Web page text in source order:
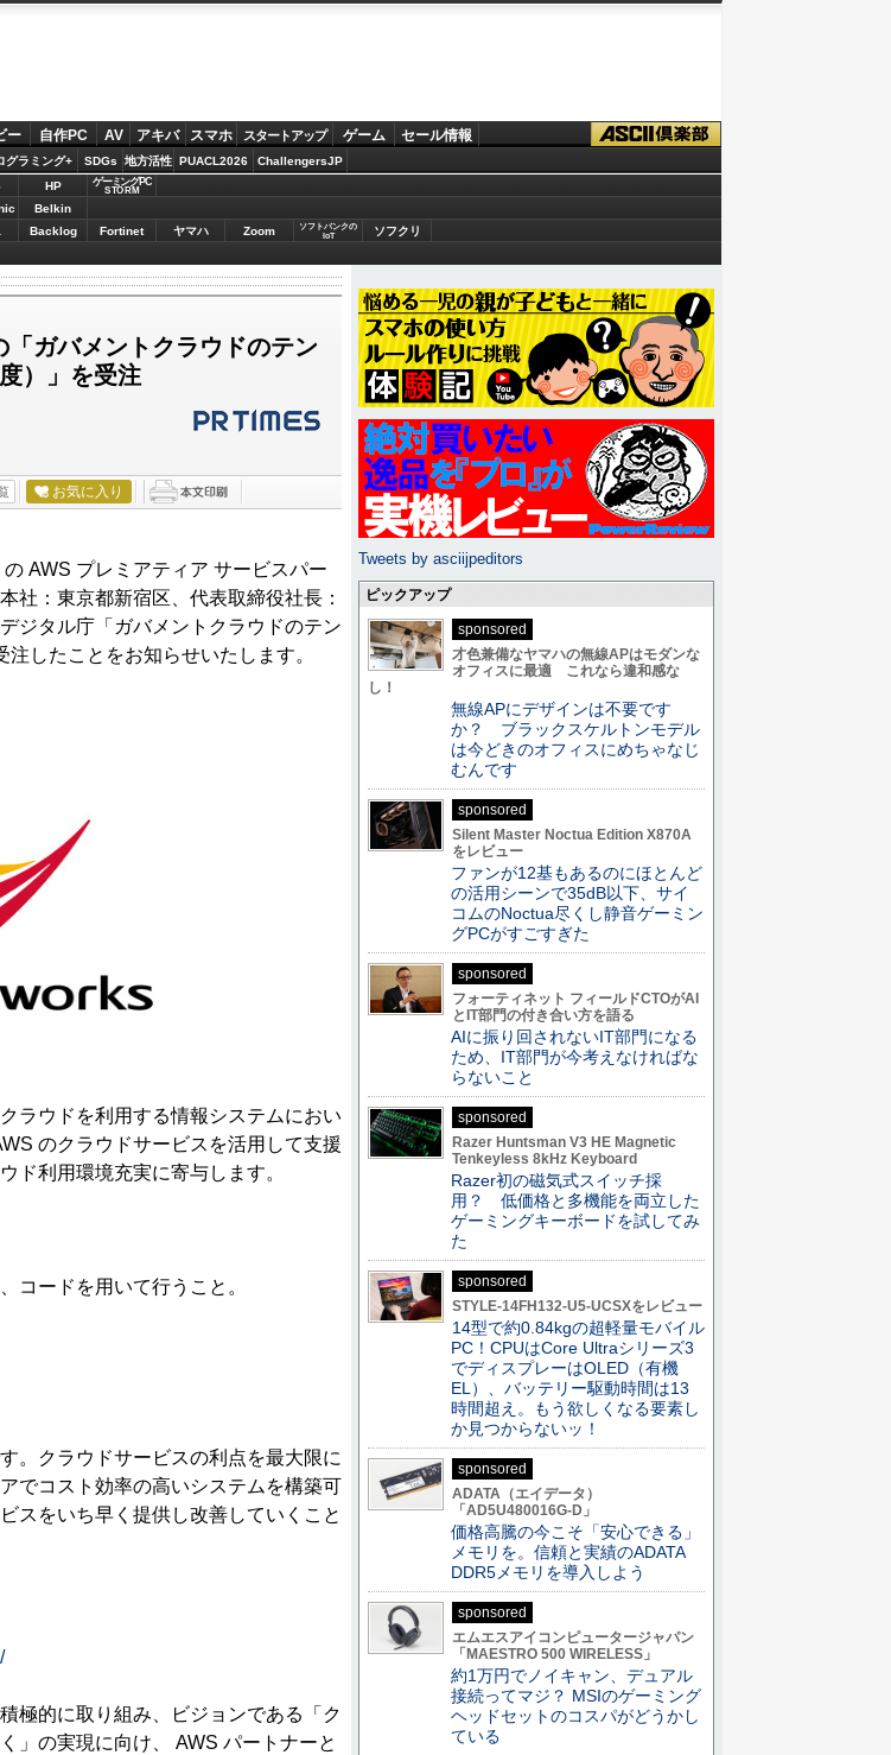
ー 自作PC AV アキバ スマホ スタートアップ ゲーム セール情報
グラミング+ SDGs 地方活性 PUACL2026 ChallengersJP
HP ゲーミングPC
STORM
Belkin
Backlog Fortinet ヤマハ Zoom
ソフトバンクの
IoT
ソフクリ
ガバメントクラウドのテン
）」を受注
お気に入り
AWS プレミアティア サービスパー
社：東京都新宿区、代表取締役社長：
ジタル庁「ガバメントクラウドのテン
したことをお知らせいたします。
ラウドを利用する情報システムにおい
のクラウドサービスを活用して支援
ド利用環境充実に寄与します。
コードを用いて行うこと。
。クラウドサービスの利点を最大限に
でコスト効率の高いシステムを構築可
スをいち早く提供し改善していくこと
極的に取り組み、ビジョンである「ク
」の実現に向け、 AWS パートナーと
Tweets by asciijpeditors
ピックアップ
sponsored
才色兼備なヤマハの無線APはモダンな
オフィスに最適 これなら違和感な
し！
無線APにデザインは不要です
か？ ブラックスケルトンモデル
は今どきのオフィスにめちゃなじ
むんです
sponsored
Silent Master Noctua Edition X870A
をレビュー
ファンが12基もあるのにほとんど
の活用シーンで35dB以下、サイ
コムのNoctua尽くし静音ゲーミン
グPCがすごすぎた
sponsored
フォーティネット フィールドCTOがAI
とIT部門の付き合い方を語る
AIに振り回されないIT部門になる
ため、IT部門が今考えなければな
らないこと
sponsored
Razer Huntsman V3 HE Magnetic
Tenkeyless 8kHz Keyboard
Razer初の磁気式スイッチ採
用？ 低価格と多機能を両立した
ゲーミングキーボードを試してみ
た
sponsored
STYLE-14FH132-U5-UCSXをレビュー
14型で約0.84kgの超軽量モバイル
PC！CPUはCore Ultraシリーズ3
でディスプレーはOLED（有機
EL）、バッテリー駆動時間は13
時間超え。もう欲しくなる要素し
か見つからないッ！
sponsored
ADATA（エイデータ）
「AD5U480016G-D」
価格高騰の今こそ「安心できる」
メモリを。信頼と実績のADATA
DDR5メモリを導入しよう
sponsored
エムエスアイコンピュータージャパン
「MAESTRO 500 WIRELESS」
約1万円でノイキャン、デュアル
接続ってマジ？ MSIのゲーミング
ヘッドセットのコスパがどうかし
ている